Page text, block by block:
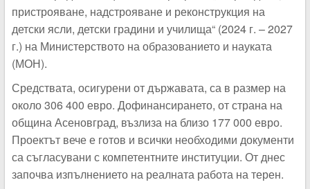
пристрояване, надстрояване и реконструкция на
детски ясли, детски градини и училища“ (2024 г. – 2027
г.) на Министерството на образованието и науката
(МОН).
Средствата, осигурени от държавата, са в размер на
около 306 400 евро. Дофинансирането, от страна на
община Асеновград, възлиза на близо 177 000 евро.
Проектът вече е готов и всички необходими документи
са съгласувани с компетентните институции. От днес
започва изпълнението на реалната работа на терен.